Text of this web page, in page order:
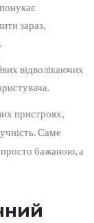
зараз,
відволікаючих
пристроях,
Саме
просто бажаною, а